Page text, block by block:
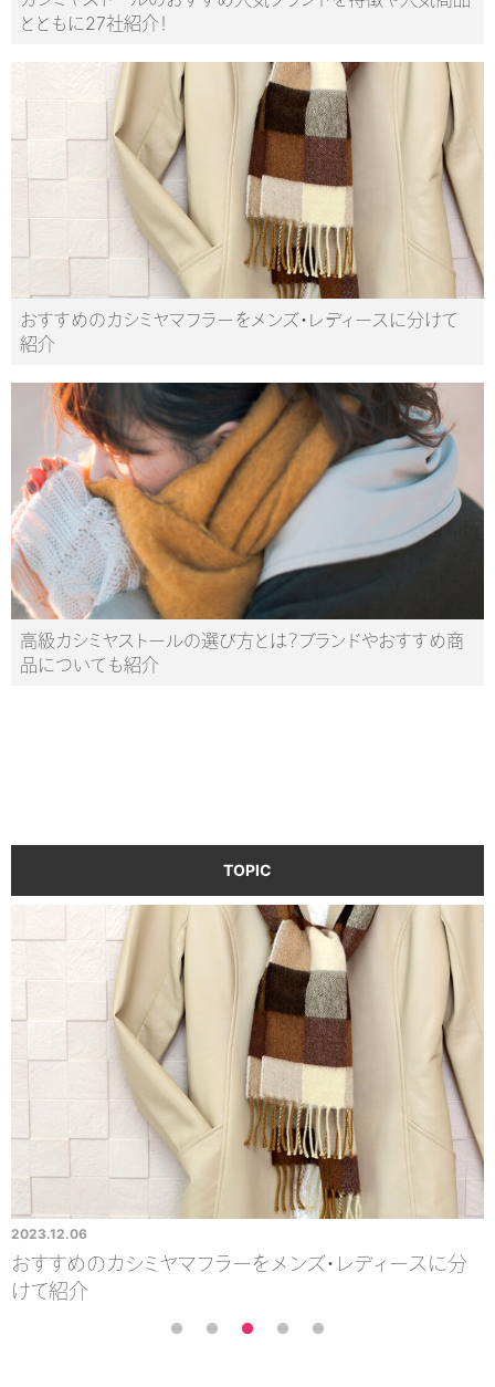
とともに27社紹介！
おすすめのカシミヤマフラーをメンズ・レディースに分けて
紹介
高級カシミヤストールの選び方とは？ブランドやおすすめ商
品についても紹介
TOPIC
2023.12.06
おすすめのカシミヤマフラーをメンズ・レディースに分
けて紹介